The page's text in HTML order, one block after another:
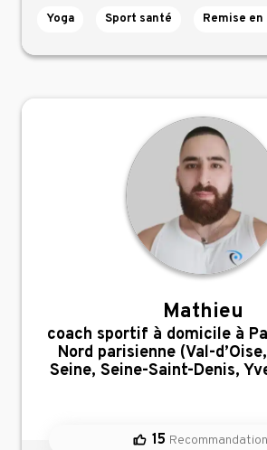
Yoga Sport santé Remise
Mathieu
,
coach sportif à domicile à
Nord parisienne (Val-
Seine, Seine-Saint-Denis,
15